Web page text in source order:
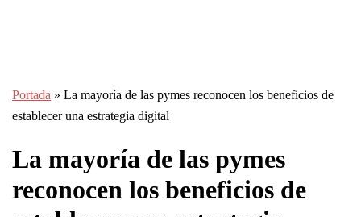
Portada » La mayoría de las pymes reconocen los beneficios de
establecer una estrategia digital
La mayoría de las pymes
reconocen los beneficios de